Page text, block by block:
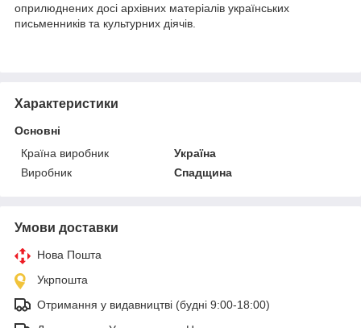
оприлюднених досі архівних матеріалів українських
письменників та культурних діячів.
Характеристики
Основні
Країна виробник
Україна
Виробник
Спадщина
Умови доставки
Нова Пошта
Укрпошта
Отримання у видавництві (будні 9:00-18:00)